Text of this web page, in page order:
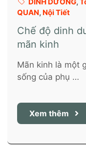
QUAN, Nội Tiết
Chế độ dinh
mãn kinh
Mãn kinh là một
sống của phụ …
Xem thêm